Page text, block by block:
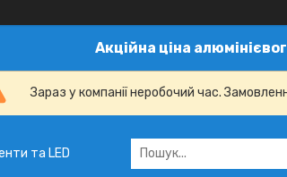
Акційна ціна
Зараз у компанії неробочий час.
та LED